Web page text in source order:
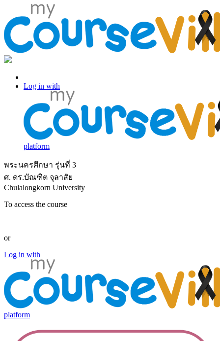
Log in with
platform
พระนครศึกษา รุ่นที่ 3
ศ. ดร.บัณฑิต จุลาสัย
Chulalongkorn University
To access the course
or
Log in with
platform